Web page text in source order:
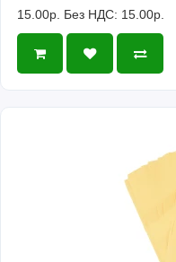
15.00р. Без НДС: 15.00р.